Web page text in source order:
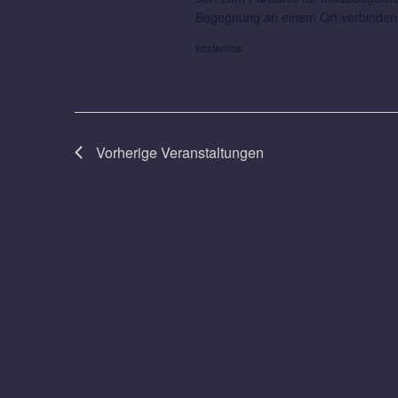
Begegnung an einem Ort
kostenlos
VorherigeVeranstaltungen